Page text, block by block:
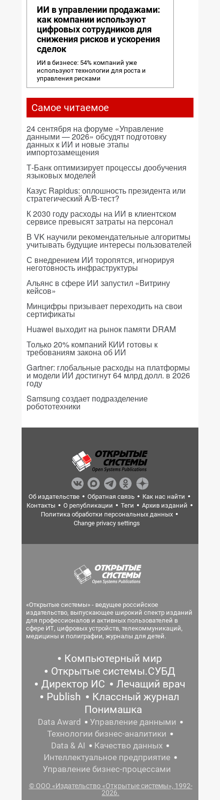
ИИ в управлении продажами:
как компании используют
цифровых сотрудников для
снижения рисков и ускорения
сделок
ИИ в бизнесе: 54% компаний уже
используют технологии для роста и
управления рисками
Самое читаемое
24 сентября на форуме «Управление
данными — 2026» обсудят подготовку
данных к ИИ и новые этапы
импортозамещения
Т-Банк оптимизирует процессы дообучения
языковых моделей
Казус Rapidus: оплошность президента или
стратегический A/B-тест?
К 2030 году расходы на ИИ в клиентском
сервисе превысят затраты на персонал
В VK научили рекомендательные алгоритмы
учитывать будущие интересы пользователей
С внедрением ИИ торопятся, игнорируя
неготовность инфраструктуры
Альянс в сфере ИИ запустил «Витрину
кейсов»
Минцифры призывает переходить на свои
сертификаты
Huawei выходит на рынок памяти DRAM
Только 20% компаний КИИ готовы к
требованиям закона об ИИ
Gartner: глобальные расходы на платформы
и модели ИИ достигнут 64 млрд долл. в 2026
году
Samsung создает подразделение
робототехники
Об издательстве Обратная связь
Как нас найти
Контакты
О републикации Теги
Архив изданий
Политика обработки персональных данных
Change privacy settings
«Открытые системы» - ведущее российское
издательство, выпускающее широкий спектр изданий
для профессионалов и активных пользователей в
сфере ИТ, цифровых устройств, телекоммуникаций,
медицины и полиграфии, журналы для детей.
Компьютерный мир
Открытые системы.СУБД
Директор ИС
Лечащий врач
Publish
Классный журнал
Понимашка
Data Award
Управление данными
Технологии бизнес-аналитики
Data & AI
Качество данных
Интеллектуальное предприятие
Управление бизнес-процессами
© ООО «Издательство «Открытые системы», 1992-
2026.